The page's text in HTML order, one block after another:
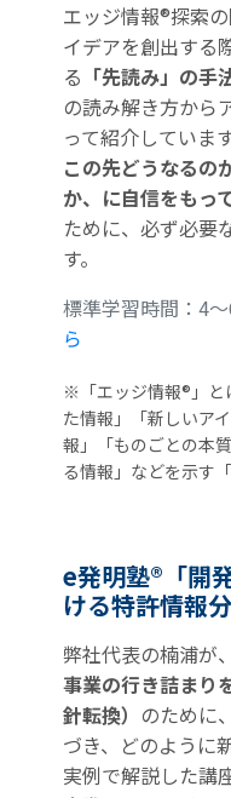
エッジ情報®探索
イデアを創出する
る 「先読み」の手
の読み解き方から
って紹介しています
この先どうなるの
か、に自信をもっ
ために、必ず必要
す。
標準学習時間：4
ら
※「エッジ情報®」と
た情報」「新しいア
報」「ものごとの本
る情報」などを示す
e発明塾®「開
ける特許情報
弊社代表の楠浦が
事業の行き詰まり
針転換） のために
づき、どのように
実例で解説した講